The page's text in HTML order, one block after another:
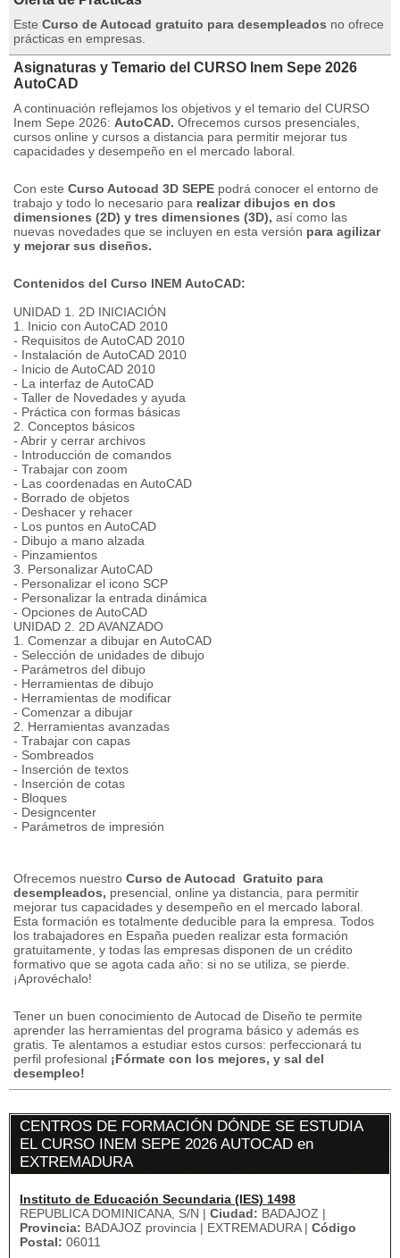
Este Curso de Autocad gratuito para desempleados no ofrece
prácticas en empresas.
Asignaturas y Temario del CURSO Inem Sepe 2026
AutoCAD
A continuación reflejamos los objetivos y el temario del CURSO
Inem Sepe 2026: AutoCAD. Ofrecemos cursos presenciales,
cursos online y cursos a distancia para permitir mejorar tus
capacidades y desempeño en el mercado laboral.
Con este Curso Autocad 3D SEPE podrá conocer el entorno de
trabajo y todo lo necesario para realizar dibujos en dos
dimensiones (2D) y tres dimensiones (3D), así como las
nuevas novedades que se incluyen en esta versión para agilizar
y mejorar sus diseños.
Contenidos del Curso INEM AutoCAD:
UNIDAD 1. 2D INICIACIÓN
1. Inicio con AutoCAD 2010
- Requisitos de AutoCAD 2010
- Instalación de AutoCAD 2010
- Inicio de AutoCAD 2010
- La interfaz de AutoCAD
- Taller de Novedades y ayuda
- Práctica con formas básicas
2. Conceptos básicos
- Abrir y cerrar archivos
- Introducción de comandos
- Trabajar con zoom
- Las coordenadas en AutoCAD
- Borrado de objetos
- Deshacer y rehacer
- Los puntos en AutoCAD
- Dibujo a mano alzada
- Pinzamientos
3. Personalizar AutoCAD
- Personalizar el icono SCP
- Personalizar la entrada dinámica
- Opciones de AutoCAD
UNIDAD 2. 2D AVANZADO
1. Comenzar a dibujar en AutoCAD
- Selección de unidades de dibujo
- Parámetros del dibujo
- Herramientas de dibujo
- Herramientas de modificar
- Comenzar a dibujar
2. Herramientas avanzadas
- Trabajar con capas
- Sombreados
- Inserción de textos
- Inserción de cotas
- Bloques
- Designcenter
- Parámetros de impresión
Ofrecemos nuestro Curso de Autocad Gratuito para
desempleados, presencial, online ya distancia, para permitir
mejorar tus capacidades y desempeño en el mercado laboral.
Esta formación es totalmente deducible para la empresa. Todos
los trabajadores en España pueden realizar esta formación
gratuitamente, y todas las empresas disponen de un crédito
formativo que se agota cada año: si no se utiliza, se pierde.
¡Aprovéchalo!
Tener un buen conocimiento de Autocad de Diseño te permite
aprender las herramientas del programa básico y además es
gratis. Te alentamos a estudiar estos cursos: perfeccionará tu
perfil profesional ¡Fórmate con los mejores, y sal del
desempleo!
CENTROS DE FORMACIÓN DÓNDE SE ESTUDIA
EL CURSO INEM SEPE 2026 AUTOCAD en
EXTREMADURA
Instituto de Educación Secundaria (IES) 1498
REPUBLICA DOMINICANA, S/N | Ciudad: BADAJOZ |
Provincia: BADAJOZ provincia | EXTREMADURA | Código
Postal: 06011